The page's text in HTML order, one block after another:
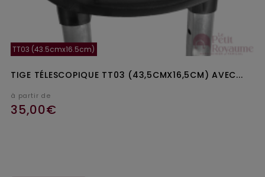
TT03 (43.5cmx16.5cm)
TIGE TÉLESCOPIQUE TT03 (43,5CMX16,5CM) AVEC...
à partir de
35,00€